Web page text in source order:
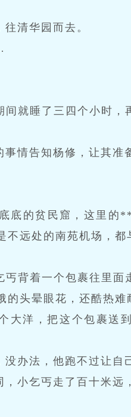
清华园而去。
就睡了三四个小时，
情告知杨修，让其准
底的贫民窟，这里的
远处的南苑机场，都
背着一个包裹往里面
头晕眼花，还酷热难
大洋，把这个包裹送
办法，他跑不过让自
小乞丐走了百十米远